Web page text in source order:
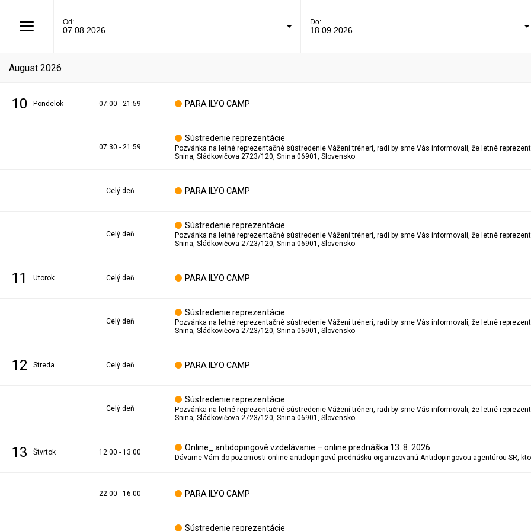
Od:
07.08.2026
Do:
18.09.2026
august 2026
10 pondelok 07:00 - 21:59 PARA ILYO CAMP
07:30 - 21:59
Sústredenie reprezentácie
Snina, Sládkovičova 2723/120, Snina 06901, Slovensko
Celý deň PARA ILYO CAMP
Celý deň
Sústredenie reprezentácie
Snina, Sládkovičova 2723/120, Snina 06901, Slovensko
11 utorok Celý deň PARA ILYO CAMP
Celý deň
Sústredenie reprezentácie
Snina, Sládkovičova 2723/120, Snina 06901, Slovensko
12 streda Celý deň PARA ILYO CAMP
Celý deň
Sústredenie reprezentácie
Snina, Sládkovičova 2723/120, Snina 06901, Slovensko
13 štvrtok 12:00 - 13:00 Online_ antidopingové vzdelávanie – online prednáška 13. 8. 2026
22:00 - 16:00 PARA ILYO CAMP
Sústredenie reprezentácie